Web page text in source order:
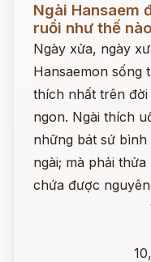
Ngài Hansaem
ruồi như thế
Ngày xửa, ngày
Hansaemon sống
thích nhất trên
ngon. Ngài thích
những bát sứ
ngài; mà phải
chứa được